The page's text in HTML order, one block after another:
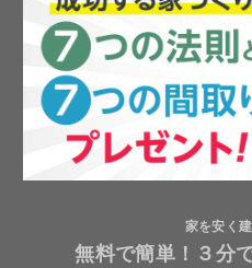
家を安く
無料で簡単！３分